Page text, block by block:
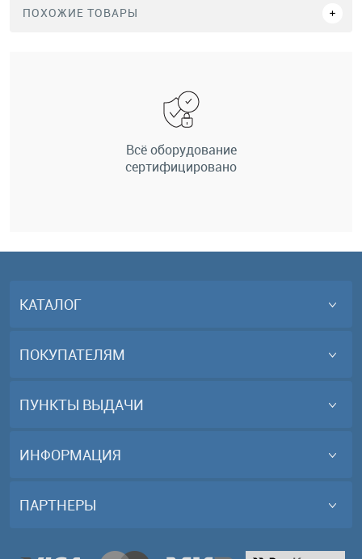
ПОХОЖИЕ ТОВАРЫ
Всё оборудование
сертифицировано
КАТАЛОГ
ПОКУПАТЕЛЯМ
ПУНКТЫ ВЫДАЧИ
ИНФОРМАЦИЯ
ПАРТНЕРЫ